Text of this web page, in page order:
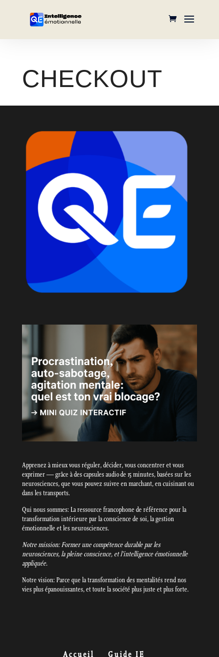
CHECKOUT
Apprenez à mieux vous réguler, décider, vous concentrer et vous
exprimer — grâce à des capsules audio de 15 minutes, basées sur les
neurosciences, que vous pouvez suivre en marchant, en cuisinant ou
dans les transports.
Qui nous sommes: La ressource francophone de référence pour la
transformation intérieure par la conscience de soi, la gestion
émotionnelle et les neurosciences.
Notre mission: Former une compétence durable par les
neurosciences, la pleine conscience, et l’intelligence émotionnelle
appliquée.
Notre vision: Parce que la transformation des mentalités rend nos
vies plus épanouissantes, et toute la société plus juste et plus forte.
Accueil Guide IE